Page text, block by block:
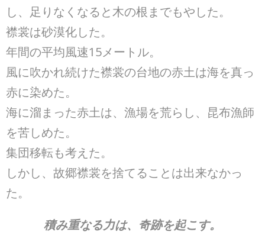
し、足りなくなると木の根までもやした。
襟裳は砂漠化した。
年間の平均風速15メートル。
風に吹かれ続けた襟裳の台地の赤土は海を真っ
赤に染めた。
海に溜まった赤土は、漁場を荒らし、昆布漁師
を苦しめた。
集団移転も考えた。
しかし、故郷襟裳を捨てることは出来なかっ
た。
積み重なる力は、奇跡を起こす。